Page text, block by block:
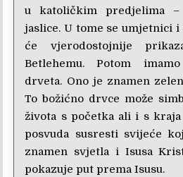
u katoličkim predjelima
jaslice. U tome se umjetnici
će vjerodostojnije
Betlehemu. Potom
drveta. Ono je znamen
To božićno drvce može
života s početka ali i s
posvuda susresti svijeće
znamen svjetla i Isusa
pokazuje put prema Isusu.